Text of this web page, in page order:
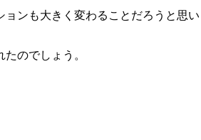
ンも大きく変わることだろうと思い
のでしょう。